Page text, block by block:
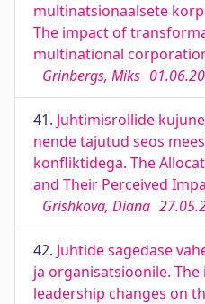
multinatsionaalsete
The impact of
multinational
Grinbergs, Miks
41. Juhtimisrollide
nende tajutud seos
konfliktidega. The
and Their Perceived
Grishkova, Diana
42. Juhtide sagedase
ja organisatsioonile.
leadership changes on